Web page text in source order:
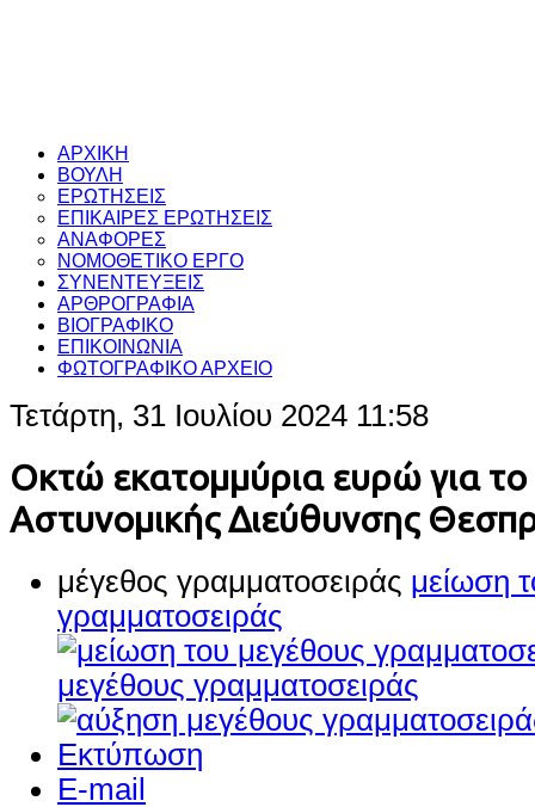
ΑΡΧΙΚΗ
ΒΟΥΛΗ
ΕΡΩΤΗΣΕΙΣ
ΕΠΙΚΑΙΡΕΣ ΕΡΩΤΗΣΕΙΣ
ΑΝΑΦΟΡΕΣ
ΝΟΜΟΘΕΤΙΚΟ ΕΡΓΟ
ΣΥΝΕΝΤΕΥΞΕΙΣ
ΑΡΘΡΟΓΡΑΦΙΑ
ΒΙΟΓΡΑΦΙΚΟ
ΕΠΙΚΟΙΝΩΝΙΑ
ΦΩΤΟΓΡΑΦΙΚΟ ΑΡΧΕΙΟ
Τετάρτη, 31 Ιουλίου 2024 11:58
Οκτώ εκατομμύρια ευρώ για το
Αστυνομικής Διεύθυνσης
μέγεθος γραμματοσειράς μείωση
γραμματοσειράς
μεγέθους γραμματοσειράς
Εκτύπωση
E-mail